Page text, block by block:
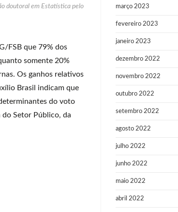
doutoral em Estatística pelo
FSB que 79% dos
somente 20%
Os ganhos relativos
Brasil indicam que
do voto
Setor Público, da
março 2023
fevereiro 2023
janeiro 2023
dezembro 2022
novembro 2022
outubro 2022
setembro 2022
agosto 2022
julho 2022
junho 2022
maio 2022
abril 2022